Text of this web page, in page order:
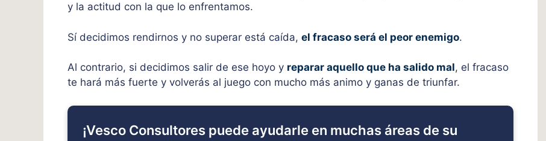
y la actitud con la que lo enfrentamos.
Sí decidimos rendirnos y no superar está caída, el fracaso será el peor enemigo.
Al contrario, si decidimos salir de ese hoyo y reparar aquello que ha salido mal, el fracaso
te hará más fuerte y volverás al juego con mucho más animo y ganas de triunfar.
¡Vesco Consultores puede ayudarle en muchas áreas de su